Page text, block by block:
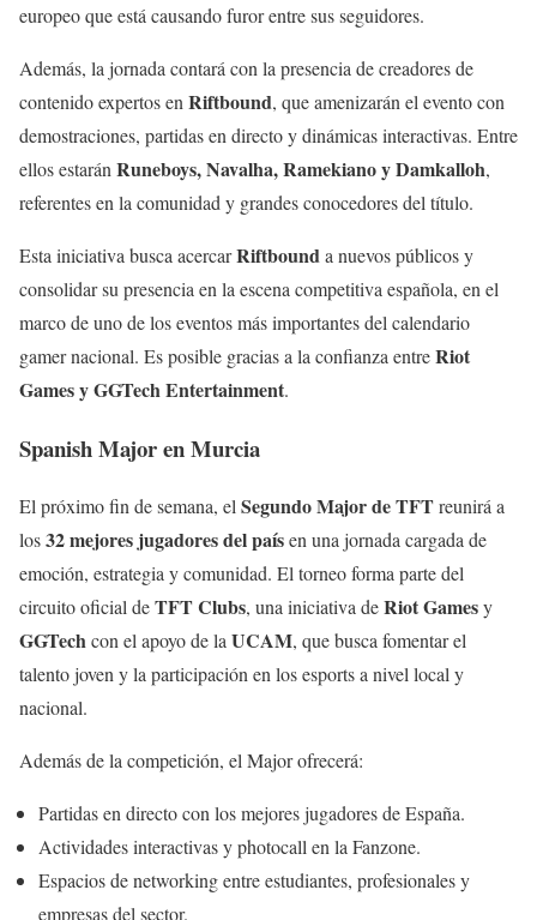
europeo que está causando furor entre sus seguidores.
Además, la jornada contará con la presencia de creadores de
contenido expertos en Riftbound, que amenizarán el evento con
demostraciones, partidas en directo y dinámicas interactivas. Entre
ellos estarán Runeboys, Navalha, Ramekiano y Damkalloh,
referentes en la comunidad y grandes conocedores del título.
Esta iniciativa busca acercarRiftbounda nuevos públicos y
consolidar su presencia en la escena competitiva española, en el
marco de uno de los eventos más importantes del calendario
gamer nacional. Es posible gracias a la confianza entreRiot
Games y GGTech Entertainment.
Spanish Major en Murcia
El próximo fin de semana, elSegundo Major de TFTreunirá a
los32 mejores jugadores del paísen una jornada cargada de
emoción, estrategia y comunidad. El torneo forma parte del
circuito oficial deTFT Clubs, una iniciativa deRiot Gamesy
GGTechcon el apoyo de laUCAM, que busca fomentar el
talento joven y la participación en los esports a nivel local y
nacional.
Además de la competición, el Major ofrecerá:
Partidas en directo con los mejores jugadores de España.
Actividades interactivas y photocall en la Fanzone.
Espacios de networking entre estudiantes, profesionales y
empresas del sector.